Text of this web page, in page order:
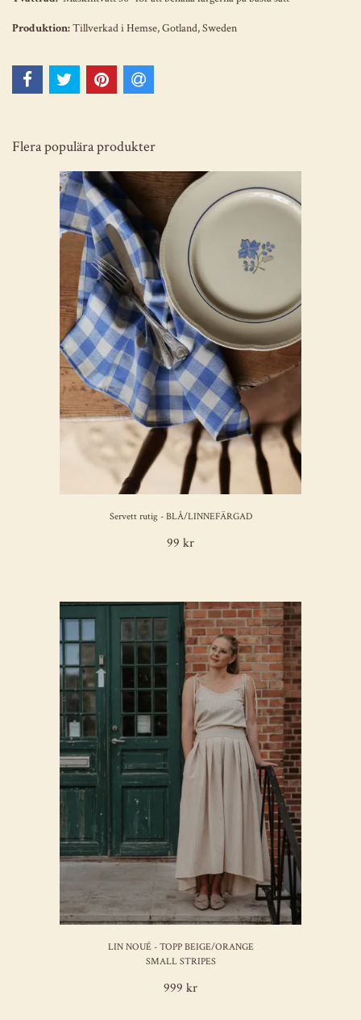
Produktion:Tillverkad i Hemse, Gotland, Sweden
Flera populära produkter
Servett rutig - BLÅ/LINNEFÄRGAD
99 kr
LIN NOUÉ - TOPP BEIGE/ORANGE
SMALL STRIPES
999 kr